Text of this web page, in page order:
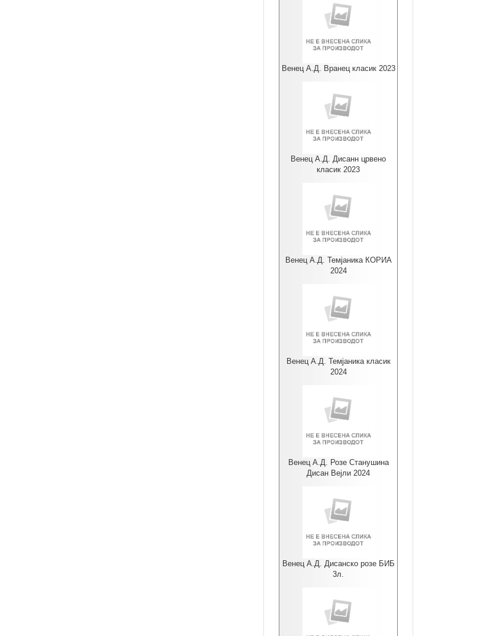
Венец А.Д. Вранец класик 2023
Венец А.Д. Дисанн црвено
класик 2023
Венец А.Д. Темјаника КОРИА
2024
Венец А.Д. Темјаника класик
2024
Венец А.Д. Розе Станушина
Дисан Вејли 2024
Венец А.Д. Дисанско розе БИБ
3л.